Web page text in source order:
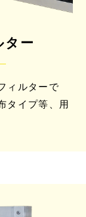
ター
ィルターで
タイプ等、用